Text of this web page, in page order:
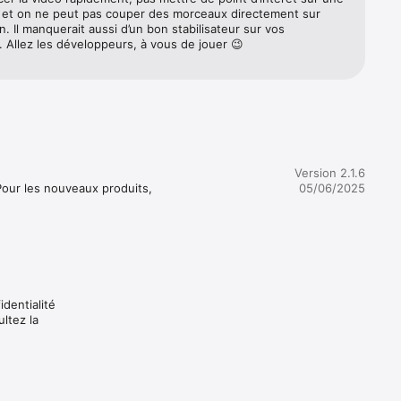
le
on ne peut pas couper des morceaux directement sur
Il manquerait aussi d’un bon stabilisateur sur vos
Allez les développeurs, à vous de jouer 😉
les nouveaux produits,
Version 2.1.6
05/06/2025
la